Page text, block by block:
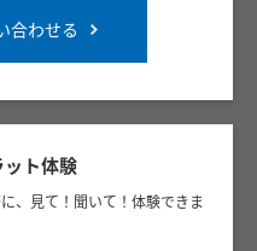
合わせる
ト体験
、見て！聞いて！体験できま